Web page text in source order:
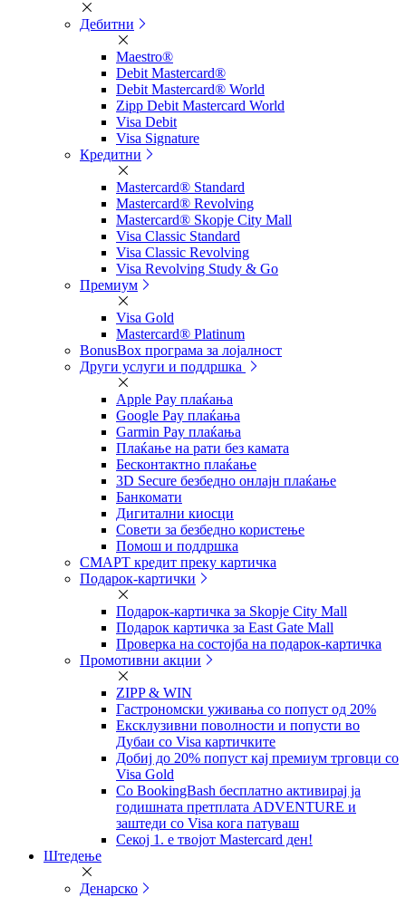
Дебитни
Maestro®
Debit Mastercard®
Debit Mastercard® World
Zipp Debit Mastercard World
Visa Debit
Visa Signature
Кредитни
Mastercard® Standard
Mastercard® Revolving
Mastercard® Skopje City Mall
Visa Classic Standard
Visa Classic Revolving
Visa Revolving Study & Go
Премиум
Visa Gold
Mastercard® Platinum
BonusBox програма за лојалност
Други услуги и поддршка
Apple Pay плаќања
Google Pay плаќања
Garmin Pay плаќања
Плаќање на рати без камата
Бесконтактно плаќање
3D Secure безбедно онлајн плаќање
Банкомати
Дигитални киосци
Совети за безбедно користење
Помош и поддршка
СМАРТ кредит преку картичка
Подарок-картички
Подарок-картичка за Skopje City Mall
Подарок картичка за East Gate Mall
Проверка на состојба на подарок-картичка
Промотивни акции
ZIPP & WIN
Гастрономски уживања со попуст од 20%
Eксклузивни поволности и попусти во
Дубаи со Visa картичките
Добиј до 20% попуст кај премиум трговци со
Visa Gold
Со BookingBash бесплатно активирај ја
годишната претплата ADVENTURE и
заштеди со Visa кога патуваш
Секој 1. е твојот Mastercard ден!
Штедење
Денарско